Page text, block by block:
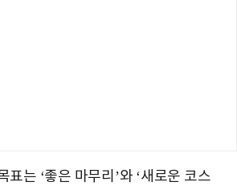
표는 ‘좋은 마무리’와 ‘새로운 코스